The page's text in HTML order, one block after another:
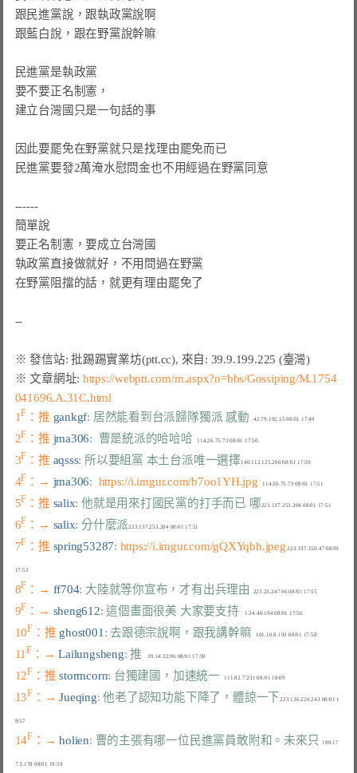
跟民進黨說，跟執政黨說啊
跟藍白說，跟在野黨說幹嘛
民進黨是執政黨
要不要正名制憲，
建立台灣國只是一句話的事
因此要罷免在野黨就只是找理由罷免而已
民進黨要發2萬淹水慰問金也不用經過在野黨同意
------
簡單說
要正名制憲，要成立台灣國
執政黨直接做就好，不用問過在野黨
在野黨阻擋的話，就更有理由罷免了
※ 發信站: 批踢踢實業坊(ptt.cc), 來自: 39.9.199.225 (臺灣)
※ 文章網址: https://webptt.com/m.aspx?n=bbs/Gossiping/M.1754
041696.A.31C.html
1F ：推 gankgf: 居然能看到台派歸隊獨派 感動
   42.79.192.15 08/01 17:49
2F ：推 jma306:  曹是統派的哈哈哈
   114.26.75.73 08/01 17:50
3F ：推 aqsss: 所以要組黨 本土台派唯一選擇
4F ：→ jma306: https://i.imgur.com/b7oo1YH.jpg
5F ：推 salix: 他就是用來打國民黨的打手而已 哪
6F ：→ salix: 分什麼派
7F ：推 spring53287: https://i.imgur.com/gQXYqbh.jpeg 223.137.150.47 08/01
17:53
8F ：→ ff704: 大陸就等你宣布，才有出兵理由
9F ：→ sheng612: 這個畫面很美 大家要支持
    1.34.40.194 08/01 17:56
10F ：推 ghost001 : 去跟德宗說啊，跟我講幹嘛
   101.10.8.192 08/01 17:58
11F ：→ Lailungsheng: 推
12F ：推 stormcorn: 台獨建國，加速統一
13F ：→ Jueqing: 他老了認知功能下降了，體諒一下223.136.220.243 08/01 1
8:57
14F ：→ holien: 曹的主張有哪一位民進黨員敢附和。未來只
  180.17
7.3.178 08/01 19:59